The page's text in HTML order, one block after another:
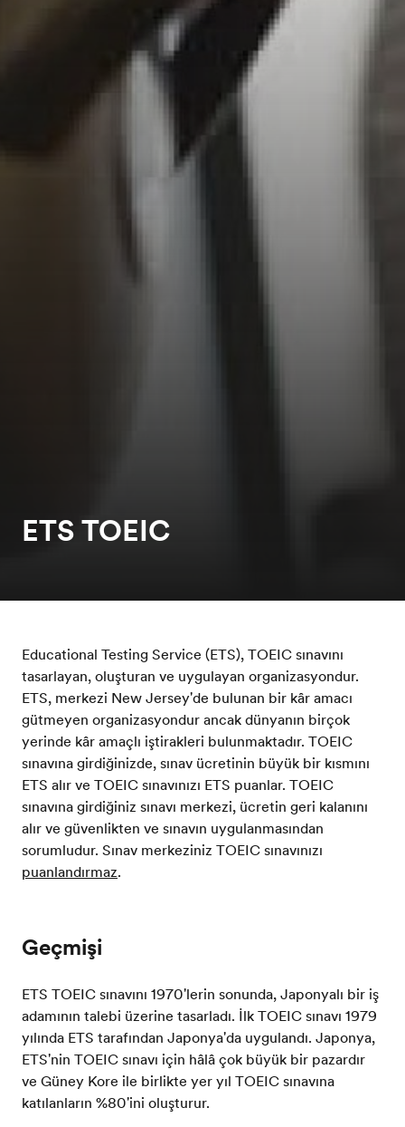
ETS TOEIC
Educational Testing Service (ETS), TOEIC sınavını
tasarlayan, oluşturan ve uygulayan organizasyondur.
ETS, merkezi New Jersey'de bulunan bir kâr amacı
gütmeyen organizasyondur ancak dünyanın birçok
yerinde kâr amaçlı iştirakleri bulunmaktadır. TOEIC
sınavına girdiğinizde, sınav ücretinin büyük bir kısmını
ETS alır ve TOEIC sınavınızı ETS puanlar. TOEIC
sınavına girdiğiniz sınavı merkezi, ücretin geri kalanını
alır ve güvenlikten ve sınavın uygulanmasından
sorumludur. Sınav merkeziniz TOEIC sınavınızı
puanlandırmaz.
Geçmişi
ETS TOEIC sınavını 1970'lerin sonunda, Japonyalı bir iş
adamının talebi üzerine tasarladı. İlk TOEIC sınavı 1979
yılında ETS tarafından Japonya'da uygulandı. Japonya,
ETS'nin TOEIC sınavı için hâlâ çok büyük bir pazardır
ve Güney Kore ile birlikte yer yıl TOEIC sınavına
katılanların %80'ini oluşturur.